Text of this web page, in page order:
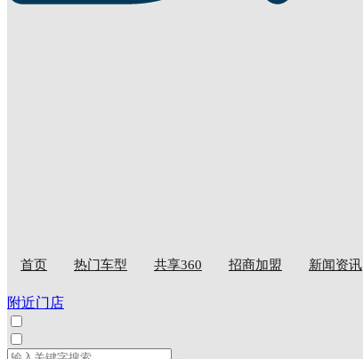
首页 热门车型 共享360 招商加盟 新闻资讯
附近门店